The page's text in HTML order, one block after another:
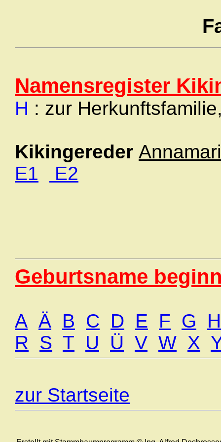
Namensregister
H : zur
Kikingereder
E1
E2
Geburtsname
A Ä B C D E F G
H
R
S T U Ü V W X
zur Startseite